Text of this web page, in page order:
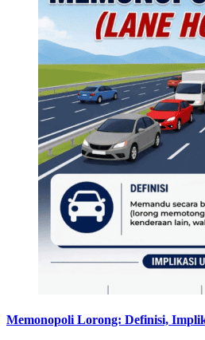
Memonopoli Lorong: Definisi,